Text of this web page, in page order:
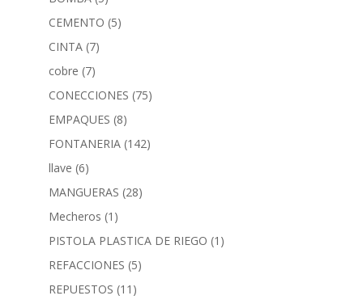
CEMENTO (5)
CINTA (7)
cobre (7)
CONECCIONES (75)
EMPAQUES (8)
FONTANERIA (142)
llave (6)
MANGUERAS (28)
Mecheros (1)
PISTOLA PLASTICA DE RIEGO (1)
REFACCIONES (5)
REPUESTOS (11)